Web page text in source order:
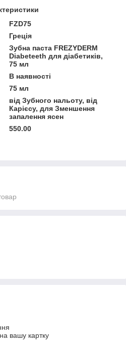
FZD75
Греція
Зубна паста FREZYDERM
Diabeteeth для діабетиків,
75 мл
В наявності
75 мл
від Зубного нальоту, від
Карієсу, для Зменшення
запалення ясен
550.00
вашу картку